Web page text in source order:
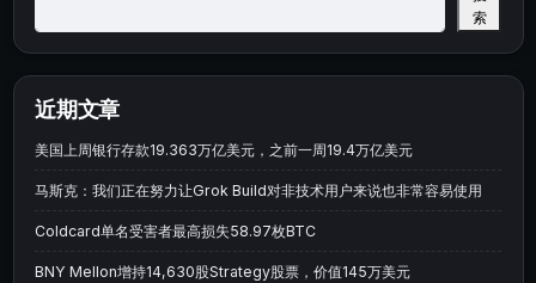
索
近期文章
美国上周银行存款19.363万亿美元，之前一周19.4万亿美元
马斯克：我们正在努力让Grok Build对非技术用户来说也非常容易使用
Coldcard单名受害者最高损失58.97枚BTC
BNY Mellon增持14,630股Strategy股票，价值145万美元